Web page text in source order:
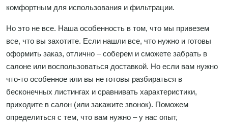
комфортным для использования и фильтрации.
Но это не все. Наша особенность в том, что мы привезем
все, что вы захотите. Если нашли все, что нужно и готовы
оформить заказ, отлично – соберем и сможете забрать в
салоне или воспользоваться доставкой. Но если вам нужно
что-то особенное или вы не готовы разбираться в
бесконечных листингах и сравнивать характеристики,
приходите в салон (или закажите звонок). Поможем
определиться с тем, что вам нужно – у нас опыт,